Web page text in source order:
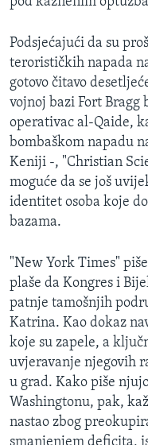
Podsjećajući da su
terorističkih napada
gotovo čitavo
vojnoj bazi Fort
operativac al-Qaide,
bombaškom napadu
Keniji -, "Christian
moguće da se još
identitet osoba koje
bazama.
"New York Times"
plaše da Kongres i
patnje tamošnjih
Katrina. Kao dokaz
koje su zapele, a
uvjeravanje njegovih
u grad. Kako piše
Washingtonu, pak,
nastao zbog